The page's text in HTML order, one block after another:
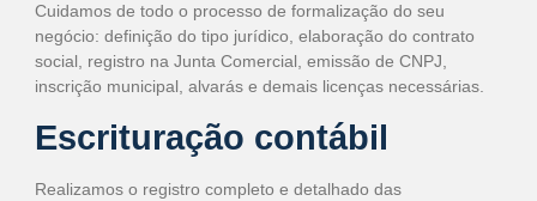
Cuidamos de todo o processo de formalização do seu
negócio: definição do tipo jurídico, elaboração do contrato
social, registro na Junta Comercial, emissão de CNPJ,
inscrição municipal, alvarás e demais licenças necessárias.
Escrituração contábil
Realizamos o registro completo e detalhado das